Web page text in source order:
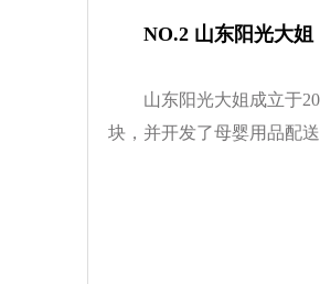
NO.2 山东阳光大姐
山东阳光大姐成立于
块，并开发了母婴用品配